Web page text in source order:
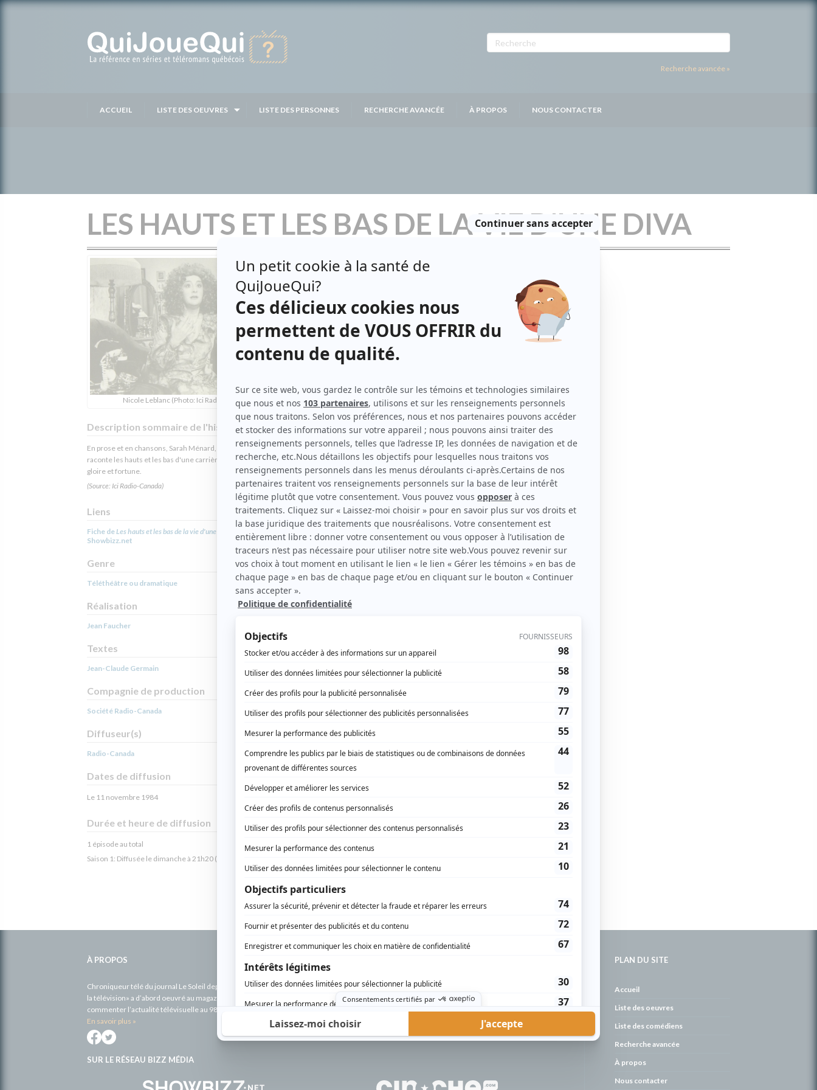
Recherche avancée »
ACCUEIL LISTE DES OEUVRES LISTE DES PERSONNES RECHERCHE AVANCÉE À PROPOS NOUS CONTACTER
LES HAUTS ET LES BAS DE LA VIE D'UNE DIVA
Nicole Leblanc (Photo: Ici Radio-Canada)
Description sommaire de l'histoire
En prose et en chansons, Sarah Ménard, une diva québécoise,
raconte les hauts et les bas d'une carrière qui lui a apporté
gloire et fortune.
(Source: Ici Radio-Canada)
Liens
Fiche deLes hauts et les bas de la vie d'une diva
Showbizz.net
Genre
Téléthéâtre ou dramatique
Réalisation
Jean Faucher
Textes
Jean-Claude Germain
Compagnie de production
Société Radio-Canada
Diffuseur(s)
Radio-Canada
Dates de diffusion
Le 11 novembre 1984
Durée et heure de diffusion
1 épisode au total
Saison 1: Diffusée le dimanche à 21h20 (90 minutes)
Distribution
Nicole Leblanc
À PROPOS
Chroniqueur télé du journal Le Soleil depuis 2001, Richard Therrien carbure à son petit écran. Celui qu’on surnomme parfois «l’encyclopédie de
la télévision» a d’abord oeuvré au magazine TV Hebdo de 1996 à 2001. Sa spécialité: la télé québécoise. On peut l’entendre régulièrement
commenter l’actualité télévisuelle au 98,5.
En savoir plus »
SUR LE RÉSEAU BIZZ MÉDIA
PLAN DU SITE
Accueil
Liste des oeuvres
Liste des comédiens
Recherche avancée
À propos
Nous contacter